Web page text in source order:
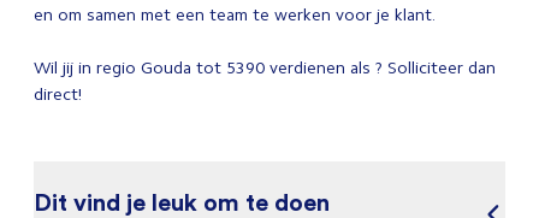
en om samen met een team te werken voor je klant.
Wil jij in regio Gouda tot 5390 verdienen als ? Solliciteer dan
direct!
Dit vind je leuk om te doen